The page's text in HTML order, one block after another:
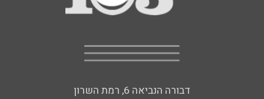
דבורה הנביאה 6, רמת השרון